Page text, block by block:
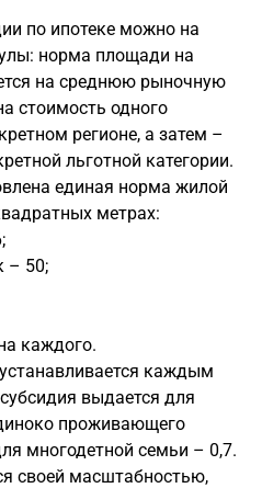
по ипотеке можно на
норма площади на
на среднюю рыночную
стоимость одного
регионе, а затем –
льготной категории.
единая норма жилой
метрах:
– 50;
каждого.
каждым
выдается для
проживающего
многодетной семьи – 0,7.
своей масштабностью,